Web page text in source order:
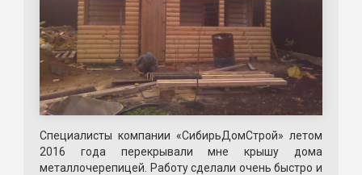
Специалисты компании «СибирьДомСтрой» летом
2016 года перекрывали мне крышу дома
металлочерепицей. Работу сделали очень быстро и